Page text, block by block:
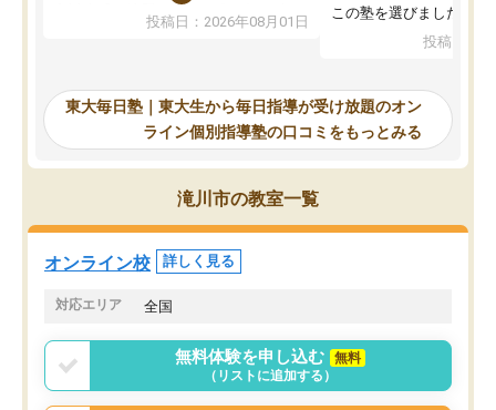
入試本番に地歴の学習が間に合わず不
合格となってしまいました。その経験
東大毎日塾にたどり着きました。学習
の長期計画や日々の勉強のやり方につ
いて客観的なアドバイスをいただけた
ので、自信をもって受験勉強を進める
ことができました。自分のように勉強
のやり方や進捗管理で苦労している方
には特におすすめしたい塾です。
投稿日：2026年08月01日
この塾を選びました。
投稿日：
東大毎日塾｜東大生から毎日指導が受け放題のオン
ライン個別指導塾の口コミをもっとみる
滝川市の教室一覧
オンライン校 詳しく見る
対応エリア 全国
無料体験を申し込む
無料
（リストに追加する）